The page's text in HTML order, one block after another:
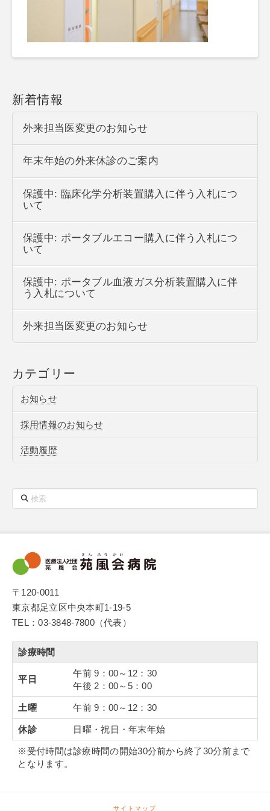
新着情報
外来担当医変更のお知らせ
年末年始の外来休診のご案内
保護中: 臨床化学分析装置購入に伴う入札につ
いて
保護中: ポータブルエコー購入に伴う入札につ
いて
保護中: ポータブル血液ガス分析装置購入に伴
う入札について
外来担当医変更のお知らせ
カテゴリー
お知らせ
採用情報のお知らせ
活動履歴
索
〒120-0011
東京都足立区中央本町1-19-5
TEL：03-3848-7800（代表）
診療時間
平日
午前 9：00～12：30
午後 2：00～5：00
土曜 午前 9：00～12：30
休診 日曜・祝日・年末年始
※受付時間は診療時間の開始30分前から終了30分前まで
となります。
サイトマップ